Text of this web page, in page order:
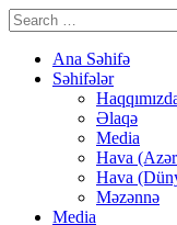
Ana Səhifə
Səhifələr
Əlaqə
Media
Hava
Hava
Məzənnə
Media